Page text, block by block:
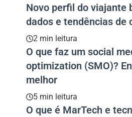
Novo perfil do viajante
dados e tendências de
2 min leitura
O que faz um social
optimization (SMO)?
melhor
5 min leitura
O que é MarTech e